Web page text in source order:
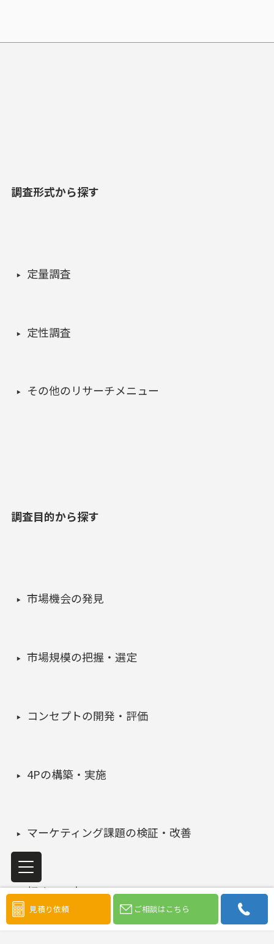
見積り依頼 ご相談はこちら
調査形式から探す
定量調査
定性調査
その他のリサーチメニュー
調査目的から探す
市場機会の発見
市場規模の把握・選定
コンセプトの開発・評価
4Pの構築・実施
マーケティング課題の検証・改善
初めての方へ